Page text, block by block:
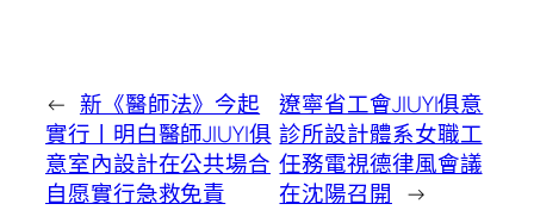
← 新《醫師法》今起
實行丨明白醫師JIUYI俱
意室內設計在公共場合
自愿實行急救免責
遼寧省工會JIUYI俱意
診所設計體系女職工
任務電視德律風會議
在沈陽召開 →